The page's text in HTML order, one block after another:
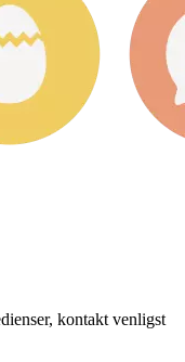
kontakt venligst